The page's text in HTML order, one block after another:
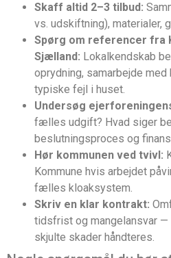
Skaff altid 2–3 tilbud:
vs. udskiftning), materialer,
Spørg om referencer fra
Sjælland: Lokalkendskab
oprydning, samarbejde med
typiske fejl i huset.
Undersøg
fælles udgift? Hvad siger
beslutningsproces og
Hør kommunen ved tvivl:
Kommune hvis arbejdet
fælles kloaksystem.
Skriv en klar kontrakt:
tidsfrist og mangelansvar —
skjulte skader håndteres.